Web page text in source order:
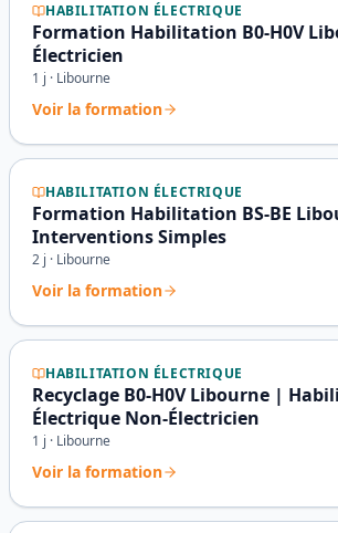
HABILITATION ÉLECTRIQUE
Formation Habilitation B0-H0V
Électricien
1 j · Libourne
Voir la formation
HABILITATION ÉLECTRIQUE
Formation Habilitation BS-BE
Interventions Simples
2 j · Libourne
Voir la formation
HABILITATION ÉLECTRIQUE
Recyclage B0-H0V Libourne |
Électrique Non-Électricien
1 j · Libourne
Voir la formation